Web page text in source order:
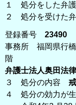
１ 処分をし
２ 処分を受けた
登録番号
事務所 福岡県行橋
弁護士法人奥田
３ 処分の内容
４ 処分の効力が